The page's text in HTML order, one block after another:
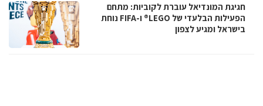
חגיגת המונדיאל עוברת לקוביות: מתחם
הפעילות הבלעדי של LEGO® ו-FIFA נוחת
בישראל ומגיע לצפון